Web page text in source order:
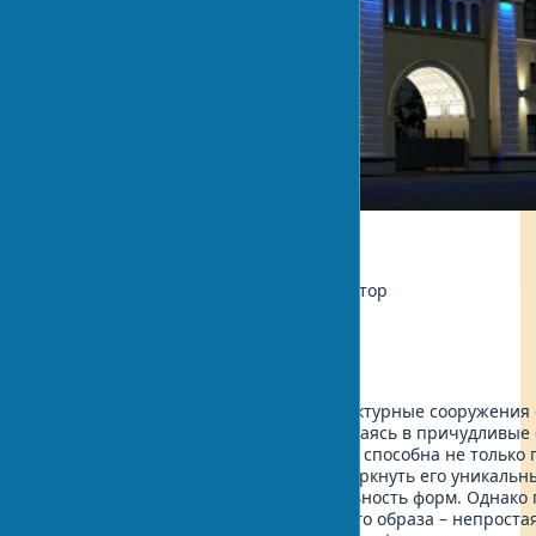
Мария Сидоренко, Архитектор
В ночном городском пейзаже архитектурные
совершенно новую жизнь, преображаясь в причудливые
композиции. Искусная иллюминация способна не только
зданию сказочный облик, но и подчеркнуть его
усилить художественную выразительность форм.
сочетание архитектурного и светового образа –